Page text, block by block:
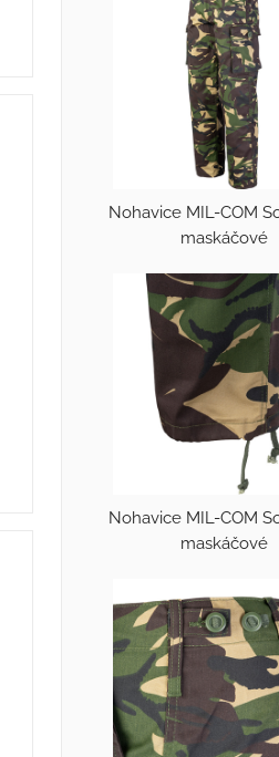
Nohavice MIL-COM
maskáčové
Nohavice MIL-COM
maskáčové